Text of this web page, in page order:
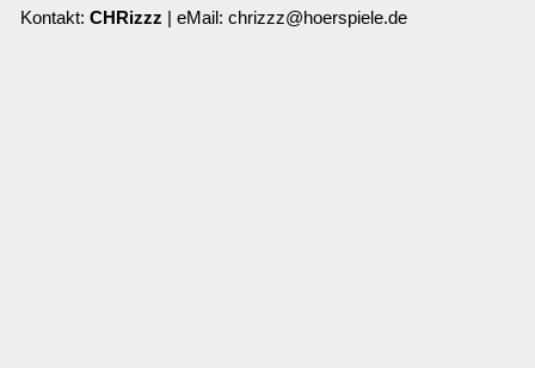
Kontakt: CHRizzz | eMail: chrizzz@hoerspiele.de